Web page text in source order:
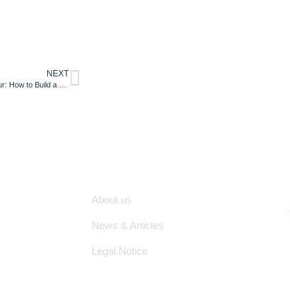
NEXT
About us
News & Articles
Legal Notice